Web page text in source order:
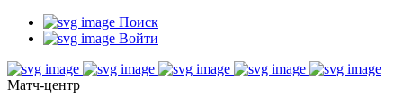
Поиск
Войти
Матч-центр